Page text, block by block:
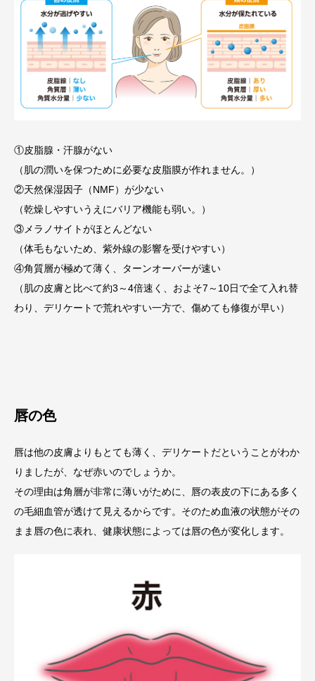
①皮脂腺・汗腺がない
（肌の潤いを保つために必要な皮脂膜が作れません。）
②天然保湿因子（NMF）が少ない
（乾燥しやすいうえにバリア機能も弱い。）
③メラノサイトがほとんどない
（体毛もないため、紫外線の影響を受けやすい）
④角質層が極めて薄く、ターンオーバーが速い
（肌の皮膚と比べて約3～4倍速く、およそ7～10日で全て入れ替
わり、デリケートで荒れやすい一方で、傷めても修復が早い）
唇の色
唇は他の皮膚よりもとても薄く、デリケートだということがわか
りましたが、なぜ赤いのでしょうか。
その理由は角層が非常に薄いがために、唇の表皮の下にある多く
の毛細血管が透けて見えるからです。そのため血液の状態がその
まま唇の色に表れ、健康状態によっては唇の色が変化します。